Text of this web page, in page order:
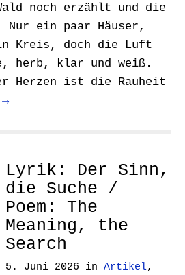
noch erzählt und die
ein paar Häuser,
Kreis, doch die Luft
herb, klar und weiß.
Herzen ist die Rauheit
Lyrik: Der Sinn,
die Suche /
Poem: The
Meaning, the
Search
5. Juni 2026 in Artikel,